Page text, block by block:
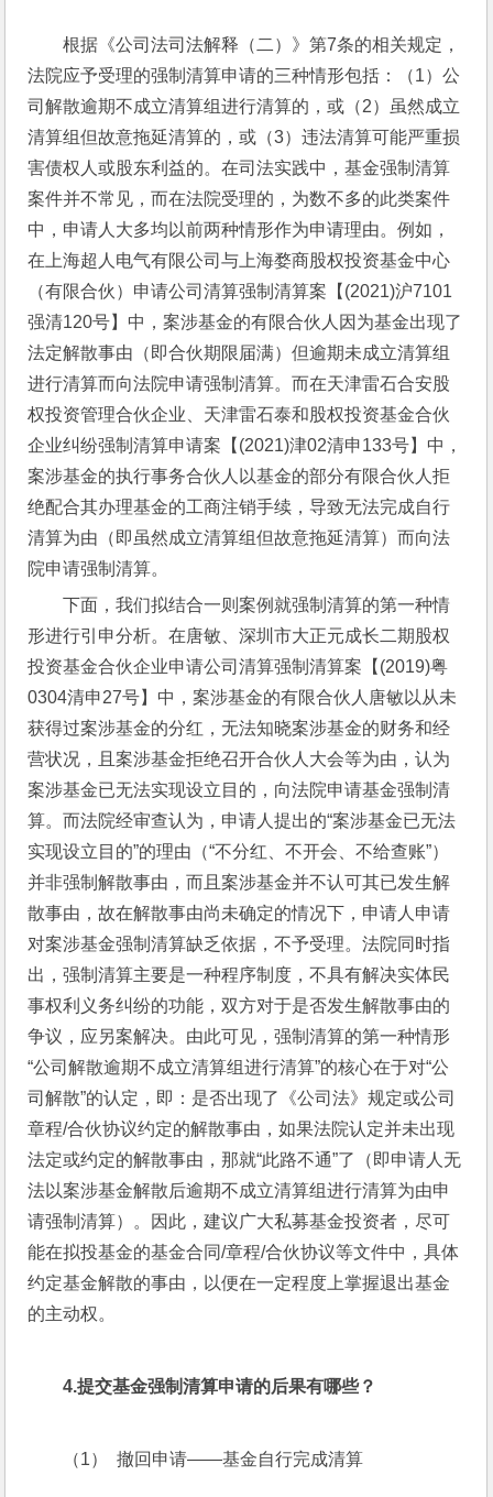
根据《公司法司法解释（二）》第7条的相关规定，
法院应予受理的强制清算申请的三种情形包括：（1）公
司解散逾期不成立清算组进行清算的，或（2）虽然成立
清算组但故意拖延清算的，或（3）违法清算可能严重损
害债权人或股东利益的。在司法实践中，基金强制清算
案件并不常见，而在法院受理的，为数不多的此类案件
中，申请人大多均以前两种情形作为申请理由。例如，
在上海超人电气有限公司与上海婺商股权投资基金中心
（有限合伙）申请公司清算强制清算案【(2021)沪7101
强清120号】中，案涉基金的有限合伙人因为基金出现了
法定解散事由（即合伙期限届满）但逾期未成立清算组
进行清算而向法院申请强制清算。而在天津雷石合安股
权投资管理合伙企业、天津雷石泰和股权投资基金合伙
企业纠纷强制清算申请案【(2021)津02清申133号】中，
案涉基金的执行事务合伙人以基金的部分有限合伙人拒
绝配合其办理基金的工商注销手续，导致无法完成自行
清算为由（即虽然成立清算组但故意拖延清算）而向法
院申请强制清算。
下面，我们拟结合一则案例就强制清算的第一种情
形进行引申分析。在唐敏、深圳市大正元成长二期股权
投资基金合伙企业申请公司清算强制清算案【(2019)粤
0304清申27号】中，案涉基金的有限合伙人唐敏以从未
获得过案涉基金的分红，无法知晓案涉基金的财务和经
营状况，且案涉基金拒绝召开合伙人大会等为由，认为
案涉基金已无法实现设立目的，向法院申请基金强制清
算。而法院经审查认为，申请人提出的“案涉基金已无法
实现设立目的”的理由（“不分红、不开会、不给查账”）
并非强制解散事由，而且案涉基金并不认可其已发生解
散事由，故在解散事由尚未确定的情况下，申请人申请
对案涉基金强制清算缺乏依据，不予受理。法院同时指
出，强制清算主要是一种程序制度，不具有解决实体民
事权利义务纠纷的功能，双方对于是否发生解散事由的
争议，应另案解决。由此可见，强制清算的第一种情形
“公司解散逾期不成立清算组进行清算”的核心在于对“公
司解散”的认定，即：是否出现了《公司法》规定或公司
章程/合伙协议约定的解散事由，如果法院认定并未出现
法定或约定的解散事由，那就“此路不通”了（即申请人无
法以案涉基金解散后逾期不成立清算组进行清算为由申
请强制清算）。因此，建议广大私募基金投资者，尽可
能在拟投基金的基金合同/章程/合伙协议等文件中，具体
约定基金解散的事由，以便在一定程度上掌握退出基金
的主动权。
4.提交基金强制清算申请的后果有哪些？
（1）  撤回申请——基金自行完成清算